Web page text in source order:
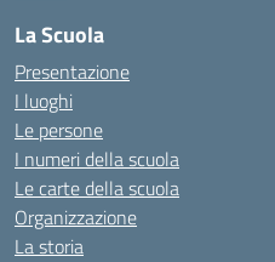
La Scuola
Presentazione
I luoghi
Le persone
I numeri della scuola
Le carte della scuola
Organizzazione
La storia